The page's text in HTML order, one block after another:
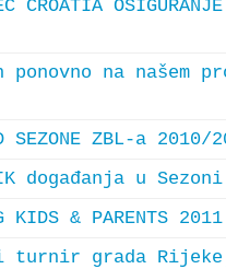
OSIGURANJE
na našem
SEZONE ZBL-a 2010/
događanja u
KIDS & PARENTS 2011
turnir grada